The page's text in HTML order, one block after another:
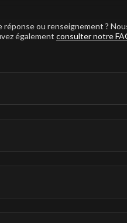
réponse ou renseignement ?
également consulter notre